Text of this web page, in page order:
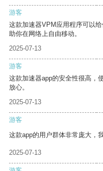
游客
这款加速器VPM应用程序可以
助你在网络上自由移动。
2025-07-13
游客
这款加速器app的安全性很高，
放心。
2025-07-13
游客
这款app的用户群体非常庞大，
2025-07-13